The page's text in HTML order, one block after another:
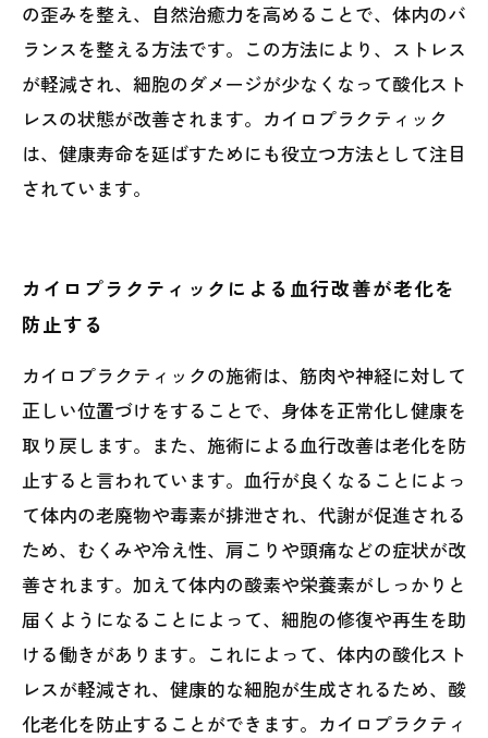
の歪みを整え、自然治癒力を高めることで、体内のバ
ランスを整える方法です。この方法により、ストレス
が軽減され、細胞のダメージが少なくなって酸化スト
レスの状態が改善されます。カイロプラクティック
は、健康寿命を延ばすためにも役立つ方法として注目
されています。
カイロプラクティックによる血行改善が老化を
防止する
カイロプラクティックの施術は、筋肉や神経に対して
正しい位置づけをすることで、身体を正常化し健康を
取り戻します。また、施術による血行改善は老化を防
止すると言われています。血行が良くなることによっ
て体内の老廃物や毒素が排泄され、代謝が促進される
ため、むくみや冷え性、肩こりや頭痛などの症状が改
善されます。加えて体内の酸素や栄養素がしっかりと
届くようになることによって、細胞の修復や再生を助
ける働きがあります。これによって、体内の酸化スト
レスが軽減され、健康的な細胞が生成されるため、酸
化老化を防止することができます。カイロプラクティ